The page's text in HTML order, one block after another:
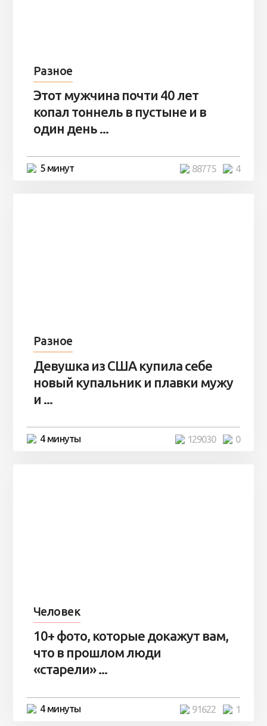
Разное
Этот мужчина почти 40 лет
копал тоннель в пустыне и в
один день ...
5 минут 4
88775
Разное
Девушка из США купила себе
новый купальник и плавки мужу
и ...
4 минуты 0
129030
Человек
10+ фото, которые докажут вам,
что в прошлом люди
«старели» ...
4 минуты 1
91622